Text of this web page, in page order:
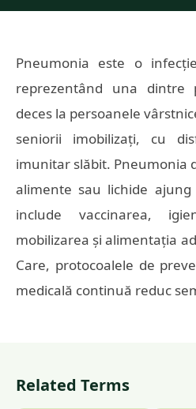
Pneumonia este o
reprezentând una dintre
deces la persoanele
seniorii imobilizați, cu
imunitar slăbit. Pneumonia
alimente sau lichide
include vaccinarea,
mobilizarea și alimentația
Care, protocoalele de
medicală continuă reduc
Related Terms